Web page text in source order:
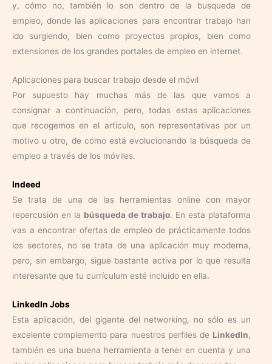
y, cómo no, también lo son dentro de la busqueda de
empleo, donde las aplicaciones para encontrar trabajo han
ido surgiendo, bien como proyectos propios, bien como
extensiones de los grandes portales de empleo en internet.
Aplicaciones para buscar trabajo desde el móvil
Por supuesto hay muchas más de las que vamos a
consignar a continuación, pero, todas estas aplicaciones
que recogemos en el artículo, son representativas por un
motivo u otro, de cómo está evolucionando la búsqueda de
empleo a través de los móviles.
Indeed
Se trata de una de las herramientas online con mayor
repercusión en la búsqueda de trabajo. En esta plataforma
vas a encontrar ofertas de empleo de prácticamente todos
los sectores, no se trata de una aplicación muy moderna,
pero, sin embargo, sigue bastante activa por lo que resulta
interesante que tu currículum esté incluido en ella.
LinkedIn Jobs
Esta aplicación, del gigante del networking, no sólo es un
excelente complemento para nuestros perfiles de LinkedIn,
también es una buena herramienta a tener en cuenta y una